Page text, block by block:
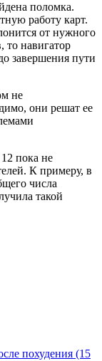
поломка.
работу карт.
от нужного
то навигатор
завершения пути
не
они решат ее
пока не
К примеру, в
числа
такой
похудения (15